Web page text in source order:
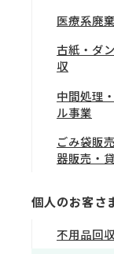
医療系廃
古紙・ダ
収
中間処理
ル事業
ごみ袋販
器販売・
個人のお客さ
不用品回収